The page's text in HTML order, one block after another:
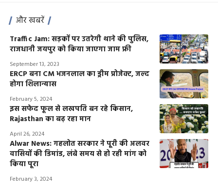
और खबरें
Traffic Jam: सड़कों पर उतरेगी थाने की पुलिस,
राजधानी जयपुर को किया जाएगा जाम फ्री
September 13, 2023
ERCP बना CM भजनलाल का ड्रीम प्रोजेक्ट, जल्द
होगा शिलान्यास
February 5, 2024
इस सफेद फूल से लखपति बन रहे किसान,
Rajasthan का बढ़ रहा मान
April 26, 2024
Alwar News: गहलोत सरकार ने पूरी की अलवर
वासियों की डिमांड, लंबे समय से हो रही मांग को
किया पूरा
February 3, 2024